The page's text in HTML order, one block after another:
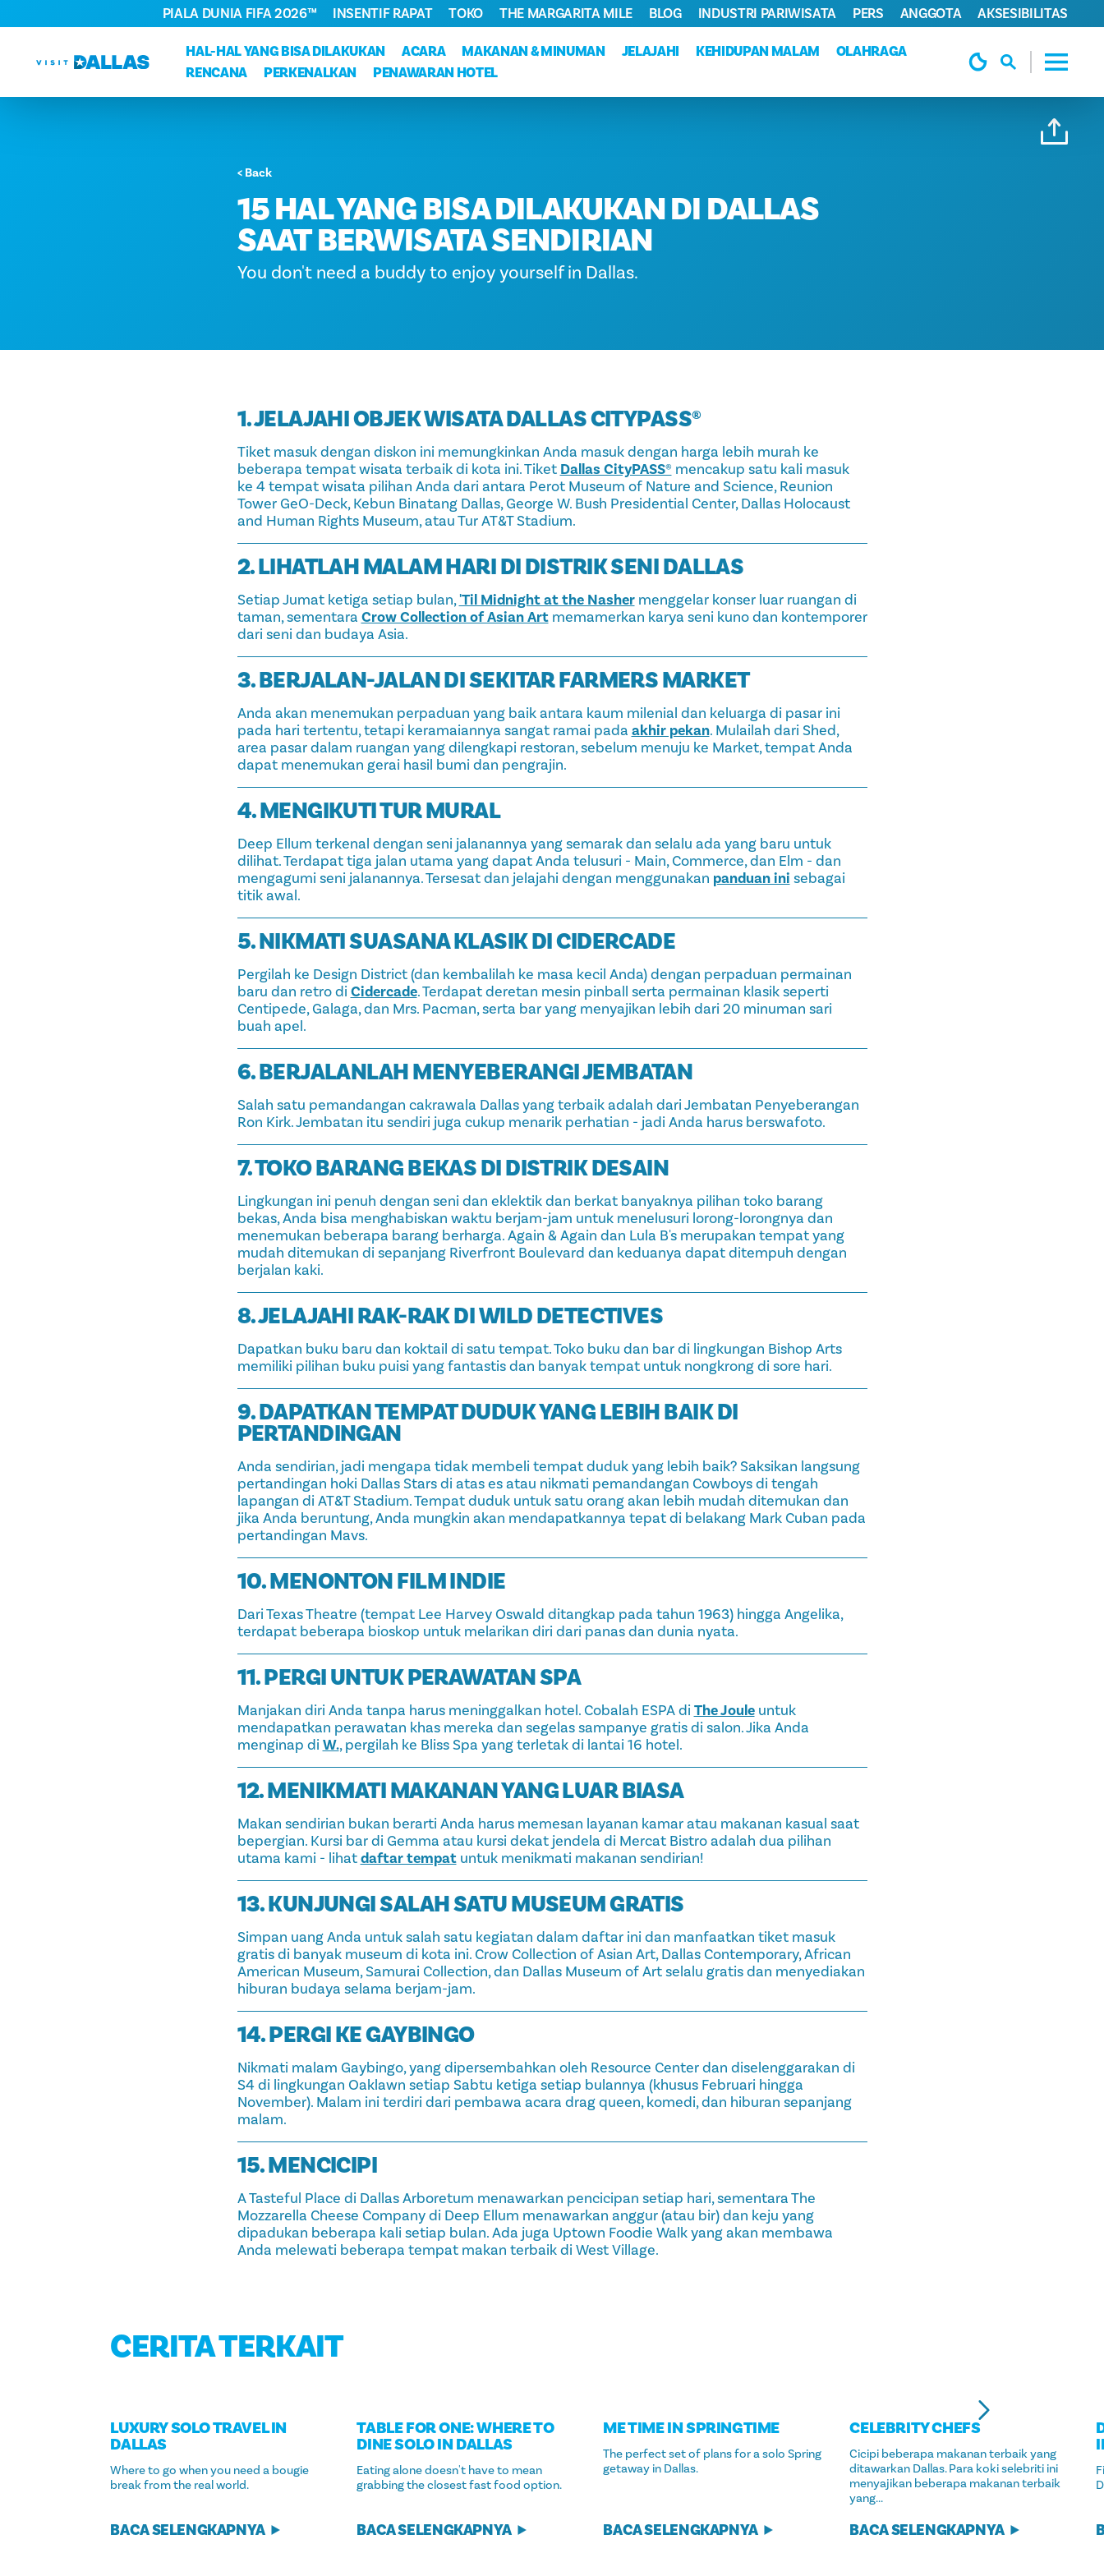
Langsung ke isi
HAL-HAL YANG BISA DILAKUKAN ACARA MAKANAN & MINUMAN JELAJAHI KEHIDUPAN MALAM
OLAHRAGA
RENCANA
PERKENALKAN PENAWARAN HOTEL
PIALA DUNIA FIFA 2026™ INSENTIF RAPAT TOKO THE MARGARITA MILE BLOG INDUSTRI PARIWISATA PERS ANGGOTA AKSESIBILITAS
< Back
15 HAL YANG BISA DILAKUKAN DI DALLAS
SAAT BERWISATA SENDIRIAN
You don't need a buddy to enjoy yourself in Dallas.
1. JELAJAHI OBJEK WISATA DALLAS CITYPASS®
Tiket masuk dengan diskon ini memungkinkan Anda masuk dengan harga lebih murah ke
beberapa tempat wisata terbaik di kota ini. Tiket Dallas CityPASS® mencakup satu kali masuk
ke 4 tempat wisata pilihan Anda dari antara Perot Museum of Nature and Science, Reunion
Tower GeO-Deck, Kebun Binatang Dallas, George W. Bush Presidential Center, Dallas Holocaust
and Human Rights Museum, atau Tur AT&T Stadium.
2. LIHATLAH MALAM HARI DI DISTRIK SENI DALLAS
Setiap Jumat ketiga setiap bulan,'Til Midnight at the Nashermenggelar konser luar ruangan di
taman, sementara Crow Collection of Asian Artmemamerkan karya seni kuno dan kontemporer
dari seni dan budaya Asia.
3. BERJALAN-JALAN DI SEKITAR FARMERS MARKET
Anda akan menemukan perpaduan yang baik antara kaum milenial dan keluarga di pasar ini
pada hari tertentu, tetapi keramaiannya sangat ramai pada akhir pekan. Mulailah dari Shed,
area pasar dalam ruangan yang dilengkapi restoran, sebelum menuju ke Market, tempat Anda
dapat menemukan gerai hasil bumi dan pengrajin.
4. MENGIKUTI TUR MURAL
Deep Ellum terkenal dengan seni jalanannya yang semarak dan selalu ada yang baru untuk
dilihat. Terdapat tiga jalan utama yang dapat Anda telusuri - Main, Commerce, dan Elm - dan
mengagumi seni jalanannya. Tersesat dan jelajahi dengan menggunakan panduan ini sebagai
titik awal.
5. NIKMATI SUASANA KLASIK DI CIDERCADE
Pergilah ke Design District (dan kembalilah ke masa kecil Anda) dengan perpaduan permainan
baru dan retro di Cidercade. Terdapat deretan mesin pinball serta permainan klasik seperti
Centipede, Galaga, dan Mrs. Pacman, serta bar yang menyajikan lebih dari 20 minuman sari
buah apel.
6. BERJALANLAH MENYEBERANGI JEMBATAN
Salah satu pemandangan cakrawala Dallas yang terbaik adalah dari Jembatan Penyeberangan
Ron Kirk. Jembatan itu sendiri juga cukup menarik perhatian - jadi Anda harus berswafoto.
7. TOKO BARANG BEKAS DI DISTRIK DESAIN
Lingkungan ini penuh dengan seni dan eklektik dan berkat banyaknya pilihan toko barang
bekas, Anda bisa menghabiskan waktu berjam-jam untuk menelusuri lorong-lorongnya dan
menemukan beberapa barang berharga. Again & Again dan Lula B's merupakan tempat yang
mudah ditemukan di sepanjang Riverfront Boulevard dan keduanya dapat ditempuh dengan
berjalan kaki.
8. JELAJAHI RAK-RAK DI WILD DETECTIVES
Dapatkan buku baru dan koktail di satu tempat. Toko buku dan bar di lingkungan Bishop Arts
memiliki pilihan buku puisi yang fantastis dan banyak tempat untuk nongkrong di sore hari.
9. DAPATKAN TEMPAT DUDUK YANG LEBIH BAIK DI
PERTANDINGAN
Anda sendirian, jadi mengapa tidak membeli tempat duduk yang lebih baik? Saksikan langsung
pertandingan hoki Dallas Stars di atas es atau nikmati pemandangan Cowboys di tengah
lapangan di AT&T Stadium. Tempat duduk untuk satu orang akan lebih mudah ditemukan dan
jika Anda beruntung, Anda mungkin akan mendapatkannya tepat di belakang Mark Cuban pada
pertandingan Mavs.
10. MENONTON FILM INDIE
Dari Texas Theatre (tempat Lee Harvey Oswald ditangkap pada tahun 1963) hingga Angelika,
terdapat beberapa bioskop untuk melarikan diri dari panas dan dunia nyata.
11. PERGI UNTUK PERAWATAN SPA
Manjakan diri Anda tanpa harus meninggalkan hotel. Cobalah ESPA di The Jouleuntuk
mendapatkan perawatan khas mereka dan segelas sampanye gratis di salon. Jika Anda
menginap di W., pergilah ke Bliss Spa yang terletak di lantai 16 hotel.
12. MENIKMATI MAKANAN YANG LUAR BIASA
Makan sendirian bukan berarti Anda harus memesan layanan kamar atau makanan kasual saat
bepergian. Kursi bar di Gemma atau kursi dekat jendela di Mercat Bistro adalah dua pilihan
utama kami - lihatdaftar tempatuntuk menikmati makanan sendirian!
13. KUNJUNGI SALAH SATU MUSEUM GRATIS
Simpan uang Anda untuk salah satu kegiatan dalam daftar ini dan manfaatkan tiket masuk
gratis di banyak museum di kota ini. Crow Collection of Asian Art, Dallas Contemporary, African
American Museum, Samurai Collection, dan Dallas Museum of Art selalu gratis dan menyediakan
hiburan budaya selama berjam-jam.
14. PERGI KE GAYBINGO
Nikmati malam Gaybingo, yang dipersembahkan oleh Resource Center dan diselenggarakan di
S4 di lingkungan Oaklawn setiap Sabtu ketiga setiap bulannya (khusus Februari hingga
November). Malam ini terdiri dari pembawa acara drag queen, komedi, dan hiburan sepanjang
malam.
15. MENCICIPI
A Tasteful Place di Dallas Arboretum menawarkan pencicipan setiap hari, sementara The
Mozzarella Cheese Company di Deep Ellum menawarkan anggur (atau bir) dan keju yang
dipadukan beberapa kali setiap bulan. Ada juga Uptown Foodie Walk yang akan membawa
Anda melewati beberapa tempat makan terbaik di West Village.
CERITA TERKAIT
LUXURY SOLO TRAVEL IN
DALLAS
Where to go when you need a bougie
break from the real world.
BACA SELENGKAPNYA
TABLE FOR ONE: WHERE TO
DINE SOLO IN DALLAS
Eating alone doesn't have to mean
grabbing the closest fast food option.
BACA SELENGKAPNYA
ME TIME IN SPRINGTIME
The perfect set of plans for a solo Spring
getaway in Dallas.
BACA SELENGKAPNYA
CELEBRITY CHEFS
Cicipi beberapa makanan terbaik yang
ditawarkan Dallas. Para koki selebriti ini
menyajikan beberapa makanan terbaik
yang...
BACA SELENGKAPNYA